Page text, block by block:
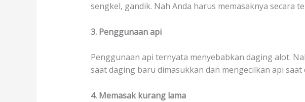
sengkel, gandik. Nah Anda harus memasaknya secara
3. Penggunaan api
Penggunaan api ternyata menyebabkan daging alot.
saat daging baru dimasukkan dan mengecilkan api
4. Memasak kurang lama